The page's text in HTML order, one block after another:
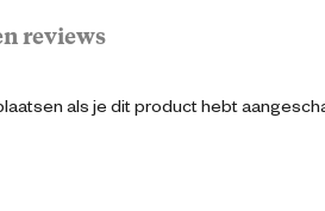
reviews
als je dit product hebt